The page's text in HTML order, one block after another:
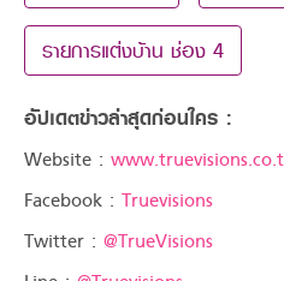
รายการแต่งบ้าน ช่อง 4
อัปเดตข่าวล่าสุดก่อนใคร :
Website :
Facebook : Truevisions
Twitter : @TrueVisions